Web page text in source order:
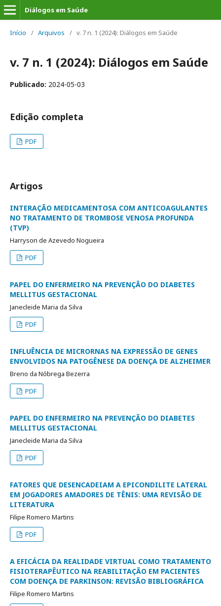
Diálogos em Saúde
Início / Arquivos / v. 7 n. 1 (2024): Diálogos em Saúde
v. 7 n. 1 (2024): Diálogos em Saúde
Publicado: 2024-05-03
Edição completa
PDF
Artigos
INTERAÇÃO MEDICAMENTOSA COM ANTICOAGULANTES
NO TRATAMENTO DE TROMBOSE VENOSA PROFUNDA
(TVP)
Harryson de Azevedo Nogueira
PDF
PAPEL DO ENFERMEIRO NA PREVENÇÃO DO DIABETES
MELLITUS GESTACIONAL
Janecleide Maria da Silva
PDF
INFLUÊNCIA DE MICRORNAS NA EXPRESSÃO DE GENES
ENVOLVIDOS NA PATOGÊNESE DA DOENÇA DE ALZHEIMER
Breno da Nóbrega Bezerra
PDF
PAPEL DO ENFERMEIRO NA PREVENÇÃO DO DIABETES
MELLITUS GESTACIONAL
Janecleide Maria da Silva
PDF
FATORES QUE DESENCADEIAM A EPICONDILITE LATERAL
EM JOGADORES AMADORES DE TÊNIS: UMA REVISÃO DE
LITERATURA
Filipe Romero Martins
PDF
A EFICÁCIA DA REALIDADE VIRTUAL COMO TRATAMENTO
FISIOTERAPÊUTICO NA REABILITAÇÃO EM PACIENTES
COM DOENÇA DE PARKINSON: REVISÃO BIBLIOGRÁFICA
Filipe Romero Martins